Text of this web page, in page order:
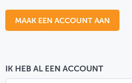
THEMASITES
MAAK EEN ACCOUNT AAN
IK HEB AL EEN ACCOUNT